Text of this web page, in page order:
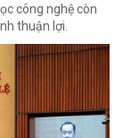
công nghệ còn
thuận lợi.